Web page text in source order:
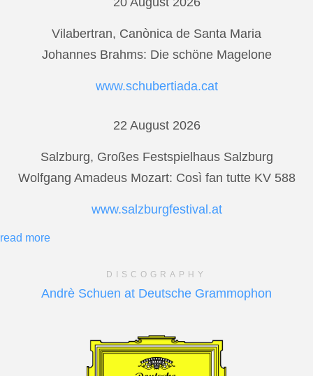
Vilabertran, Canònica de Santa Maria
Johannes Brahms: Die schöne Magelone
www.schubertiada.cat
22 August 2026
Salzburg, Großes Festspielhaus Salzburg
Wolfgang Amadeus Mozart: Così fan tutte KV 588
www.salzburgfestival.at
read more
DISCOGRAPHY
Andrè Schuen at Deutsche Grammophon